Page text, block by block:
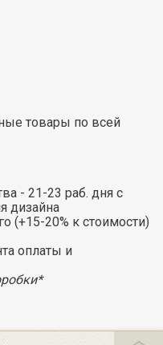
товары по всей
- 21-23 раб. дня с
дизайна
(+15-20% к стоимости)
оплаты и